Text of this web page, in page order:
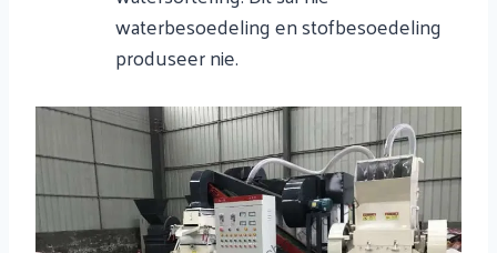
waterbesoedeling en stofbesoedeling
produseer nie.